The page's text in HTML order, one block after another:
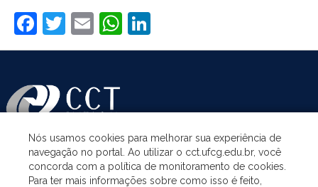
Facebook
Twitter
EmailWhatsApp
ASSUNTOS
Nós usamos cookies para melhorar sua experiência de
navegação no portal. Ao utilizar o cct.ufcg.edu.br, você
concorda com a política de monitoramento de cookies.
Para ter mais informações sobre como isso é feito,